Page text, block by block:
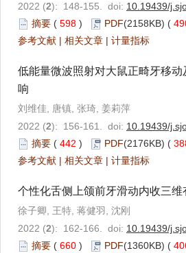
2022 (2): 148-155. doi: 10.19439/
摘要 ( 598 ) PDF(2158KB) (
参考文献 | 相关文章 | 计量指标
低能量微波照射对大鼠正畸牙移
响
刘维佳, 唐镇, 张琦, 姜莉萍
2022 (2): 156-161. doi: 10.19439/
摘要 ( 442 ) PDF(2176KB) (
参考文献 | 相关文章 | 计量指标
个性化舌侧上颌前牙滑动内收三
徐子卿, 王特, 蒋健羽, 沈刚
2022 (2): 162-166. doi: 10.19439/
摘要 ( 660 ) PDF(1360KB) (